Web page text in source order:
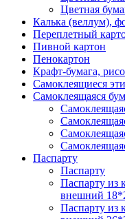
Цветная
Калька (веллум),
Переплетный
Пивной картон
Пенокартон
Крафт-бумага,
Самоклеящиеся
Самоклеящаяся
Паспарту
Паспарту
Паспарту из
внешний
Паспарту из